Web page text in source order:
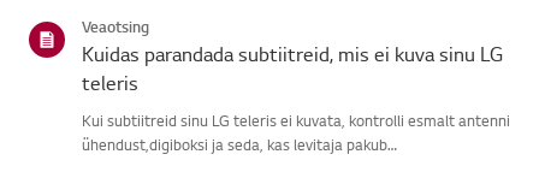
signaali, j...
Veaotsing
Kuidas parandada subtiitreid, mis ei kuva sinu LG
teleris
Kui subtiitreid sinu LG teleris ei kuvata, kontrolli esmalt antenni
ühendust,digiboksi ja seda, kas levitaja pakub